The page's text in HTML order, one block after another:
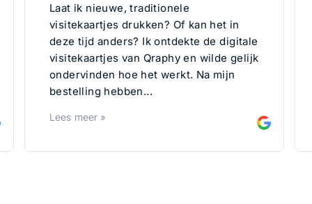
Laat ik nieuwe, traditionele
visitekaartjes drukken? Of kan het in
deze tijd anders? Ik ontdekte de digitale
visitekaartjes van Qraphy en wilde gelijk
ondervinden hoe het werkt. Na mijn
bestelling hebben...
Lees meer »